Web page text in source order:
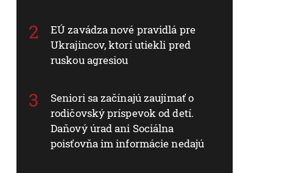
EÚ zavádza nové pravidlá pre
Ukrajincov, ktorí utiekli pred
ruskou agresiou
Seniori sa začínajú zaujímať o
rodičovský príspevok od detí.
Daňový úrad ani Sociálna
poisťovňa im informácie nedajú